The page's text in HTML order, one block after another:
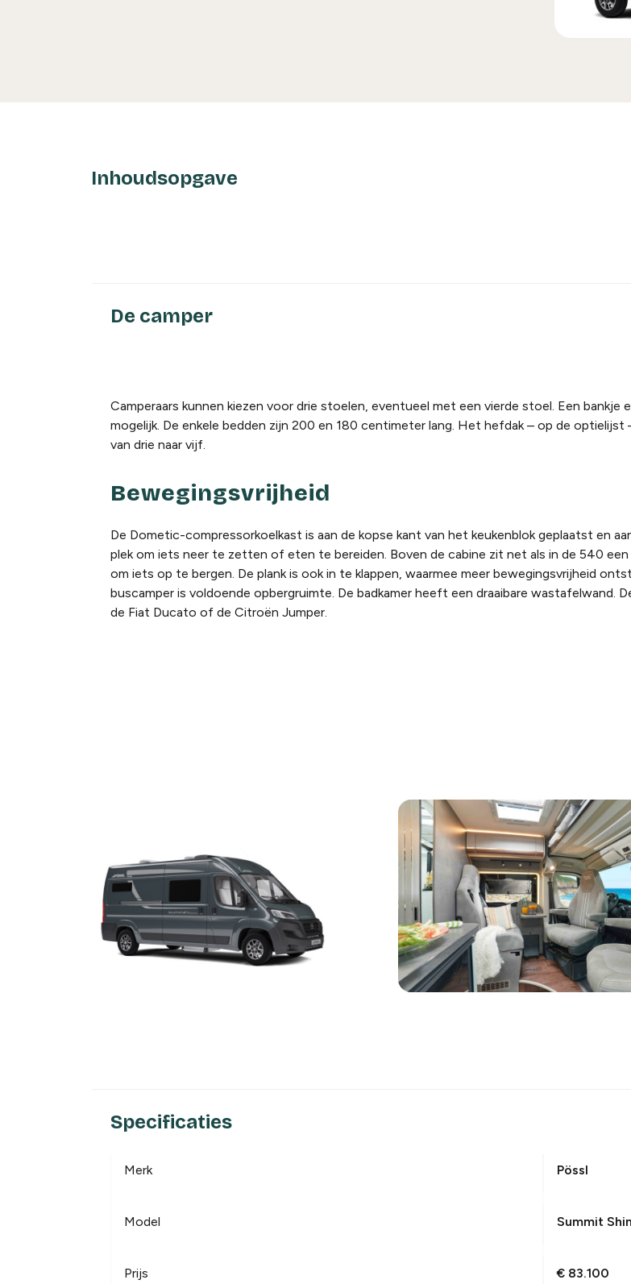
Inhoudsopgave
De camper
Camperaars kunnen kiezen voor drie stoelen, eventueel met een vierde stoel. Een
mogelijk. De enkele bedden zijn 200 en 180 centimeter lang. Het hefdak – op de optielijst
van drie naar vijf.
Bewegingsvrijheid
De Dometic-compressorkoelkast is aan de kopse kant van het keukenblok geplaatst en
plek om iets neer te zetten of eten te bereiden. Boven de cabine zit net als in de 540 een
om iets op te bergen. De plank is ook in te klappen, waarmee meer bewegingsvrijheid
buscamper is voldoende opbergruimte. De badkamer heeft een draaibare wastafelwand.
de Fiat Ducato of de Citroën Jumper.
Specificaties
Merk Pössl
Model Summit
Prijs € 83.100